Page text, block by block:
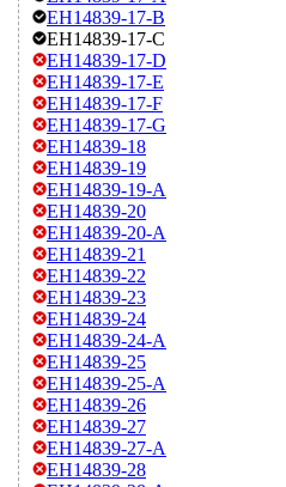
EH14839-17-B
EH14839-17-C
EH14839-17-D
EH14839-17-E
EH14839-17-F
EH14839-17-G
EH14839-18
EH14839-19
EH14839-19-A
EH14839-20
EH14839-20-A
EH14839-21
EH14839-22
EH14839-23
EH14839-24
EH14839-24-A
EH14839-25
EH14839-25-A
EH14839-26
EH14839-27
EH14839-27-A
EH14839-28